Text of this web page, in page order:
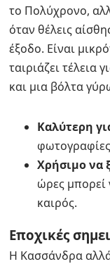
το Πολύχρονο,
όταν θέλεις
έξοδο. Είναι
ταιριάζει τέλεια
και μια βόλτα
Καλύτερη
Χρήσιμο να
ώρες μπορεί
καιρός.
Εποχικές
Η Κασσάνδρα